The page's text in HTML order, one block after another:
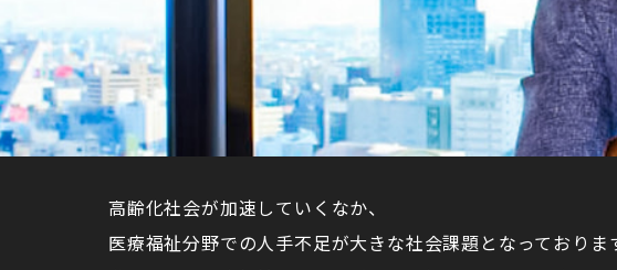
高齢化社会が加速していくなか、
医療福祉分野での人手不足が大きな社会課題となっておりま